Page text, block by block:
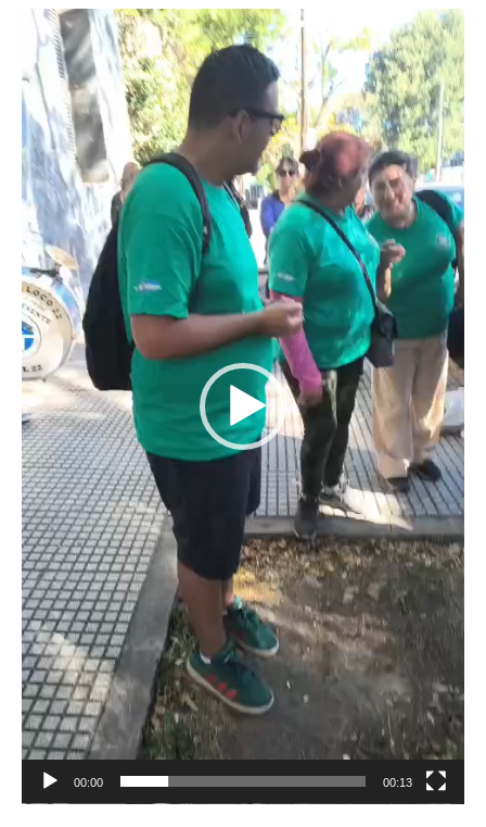
Reproductor
de
video
00:00 00:13